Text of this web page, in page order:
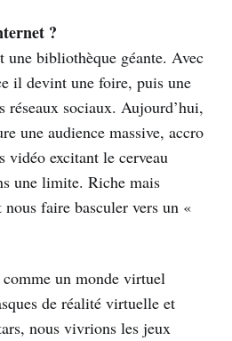
?
bibliothèque géante. Avec
il devint une foire, puis une
réseaux sociaux. Aujourd’hui,
une audience massive, accro
vidéo excitant le cerveau
une limite. Riche mais
nous faire basculer vers un «
un monde virtuel
de réalité virtuelle et
nous vivrions les jeux